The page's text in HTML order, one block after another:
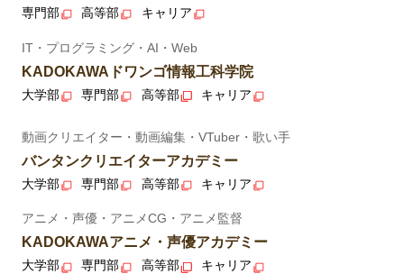
専門部 高等部 キャリア
IT・プログラミング・AI・Web
KADOKAWAドワンゴ情報工科学院
大学部 専門部 高等部 キャリア
動画クリエイター・動画編集・VTuber・歌い手
バンタンクリエイターアカデミー
大学部 専門部 高等部 キャリア
アニメ・声優・アニメCG・アニメ監督
KADOKAWAアニメ・声優アカデミー
大学部 専門部 高等部 キャリア